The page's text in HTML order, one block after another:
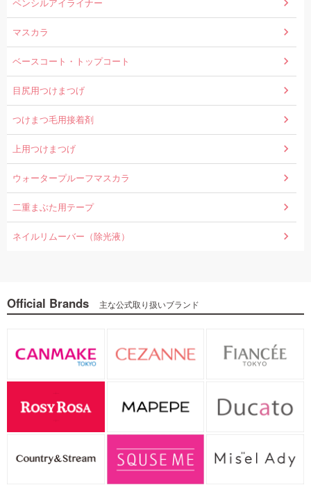
ペンシルアイライナー
マスカラ
ベースコート・トップコート
目尻用つけまつげ
つけまつ毛用接着剤
上用つけまつげ
ウォータープルーフマスカラ
二重まぶた用テープ
ネイルリムーバー（除光液）
Official Brands 主な公式取り扱いブランド